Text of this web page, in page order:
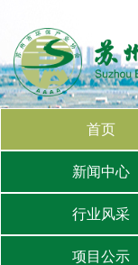
首页
新闻中心
行业风采
项目公示